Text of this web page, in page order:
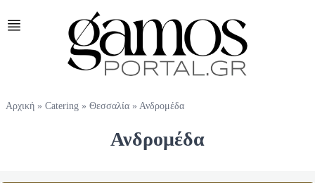
Αρχική » Catering » Θεσσαλία » Ανδρομέδα
Ανδρομέδα